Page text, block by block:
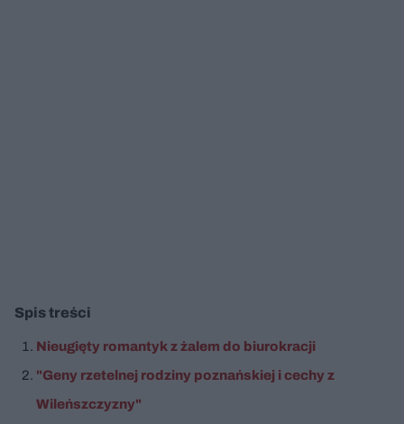
Spis treści
Nieugięty romantyk z żalem do biurokracji
"Geny rzetelnej rodziny poznańskiej i cechy z
Wileńszczyzny"